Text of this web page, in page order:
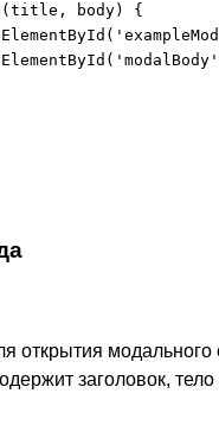
body) {
открытия
заголовок,